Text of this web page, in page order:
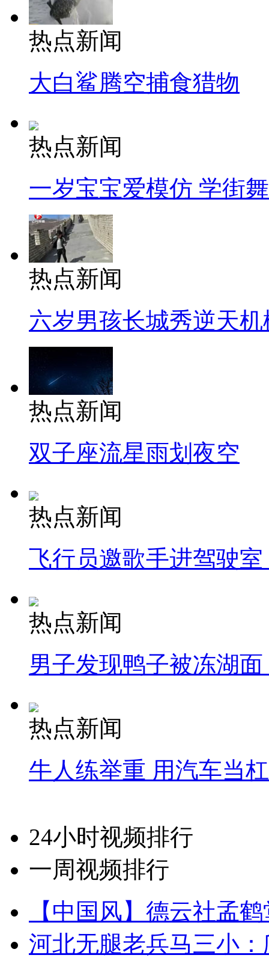
热点新闻
大白鲨腾空捕食猎物
热点新闻
一岁宝宝爱模仿 学街
热点新闻
六岁男孩长城秀逆天机
热点新闻
双子座流星雨划夜空
热点新闻
飞行员邀歌手进驾驶
热点新闻
男子发现鸭子被冻湖
热点新闻
牛人练举重 用汽车当
24小时视频排行
一周视频排行
【中国风】德云社孟
河北无腿老兵马三小